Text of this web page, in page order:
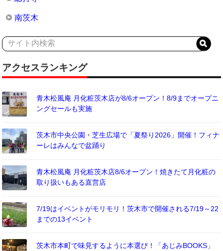
南茨木
アクセスランキング
青木松風庵 月化粧茨木店が8/6オープン！8/9までオープニ
ングセールも実施
茨木市中央公園・芝生広場で「夏祭り2026」開催！フィナ
ーレはみんなで盆踊り
青木松風庵 月化粧茨木店8/6オープン！焼きたて月化粧の
取り扱いもある直営店
7/19はイベントがモリモリ！茨木市で開催される7/19～22
までの13イベント
茨木市本町で味見するように本選び！「あじみBOOKS」